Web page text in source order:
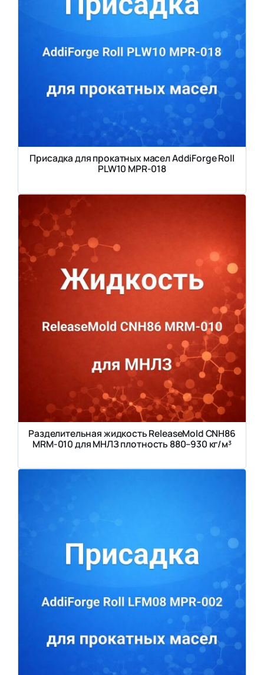
Присадка для прокатных масел AddiForge Roll
PLW10 MPR-018
Разделительная жидкость ReleaseMold CNH86
MRM-010 для МНЛЗ плотность 880–930 кг/м³